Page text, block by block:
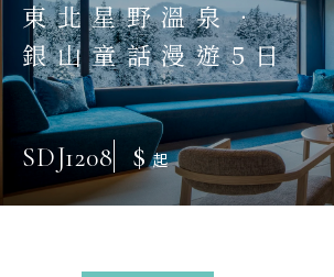
東北星野溫泉．
銀山童話漫遊5日
SDJ1208 $起